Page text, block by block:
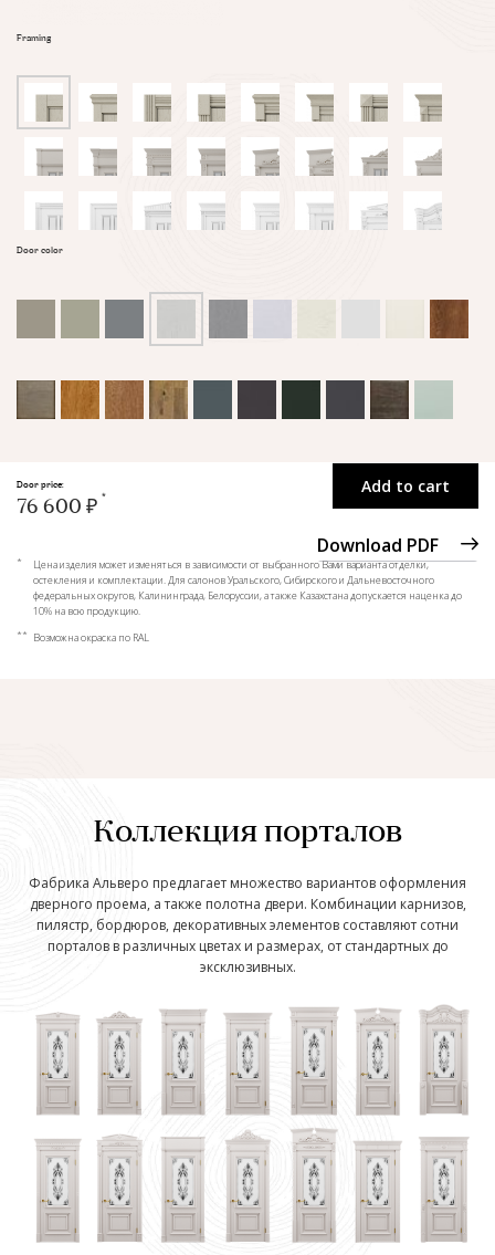
Framing
Door color
Add to cart
Download PDF
Door price:
76 600 ₽
*
Цена изделия может изменяться в зависимости от выбранного Вами варианта отделки,
остекления и комплектации. Для салонов Уральского, Сибирского и Дальневосточного
федеральных округов, Калининграда, Белоруссии, а также Казахстана допускается наценка до
10% на всю продукцию.
** Возможна окраска по RAL
Коллекция порталов
Фабрика Альверо предлагает множество вариантов оформления
дверного проема, а также полотна двери. Комбинации карнизов,
пилястр, бордюров, декоративных элементов составляют сотни
порталов в различных цветах и размерах, от стандартных до
эксклюзивных.